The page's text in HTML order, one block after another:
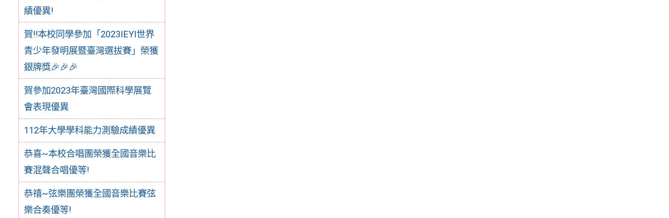
績優異!
賀!!本校同學參加「2023IEYI世界
青少年發明展暨臺灣選拔賽」榮獲
銀牌獎🎉🎉🎉
賀參加2023年臺灣國際科學展覽
會表現優異
112年大學學科能力測驗成績優異
恭喜~本校合唱團榮獲全國音樂比
賽混聲合唱優等!
恭禧~弦樂團榮獲全國音樂比賽弦
樂合奏優等!